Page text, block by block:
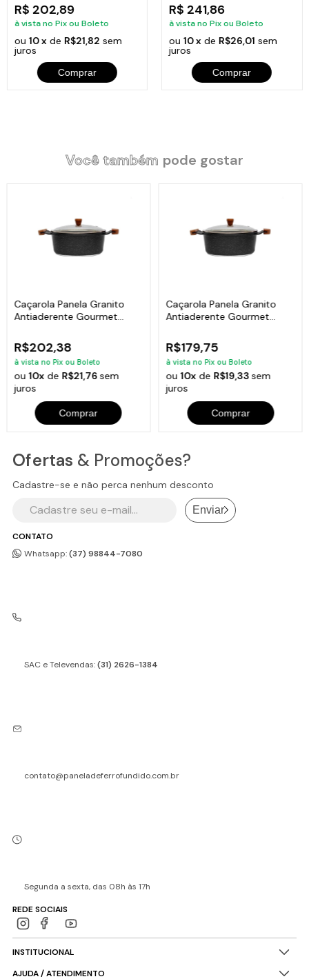
R$ 202,89
à vista no Pix ou Boleto
ou 10 xde R$21,82 sem
juros
Comprar
R$ 241,86
à vista no Pix ou Boleto
ou 10 xde R$26,01 sem
juros
Comprar
Você também pode gostar
Caçarola Panela Granito
Antiaderente Gourmet
R$202,38
à vista no Pix ou Boleto
ou10x de R$21,76sem
juros
Comprar
Caçarola Panela Granito
Antiaderente Gourmet
R$179,75
à vista no Pix ou Boleto
ou10x de R$19,33sem
juros
Comprar
CONTATO
Whatsapp:(37) 98844-7080
SAC e Televendas:(31) 2626-1384
contato@paneladeferrofundido.com.br
Segunda a sexta, das 08h às 17h
REDE SOCIAIS
INSTITUCIONAL
AJUDA / ATENDIMENTO
Ofertas & Promoções?
Cadastre-se e não perca nenhum desconto
Enviar